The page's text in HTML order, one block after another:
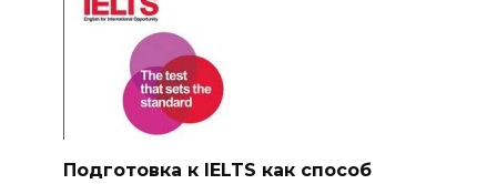
Подготовка к IELTS как способ